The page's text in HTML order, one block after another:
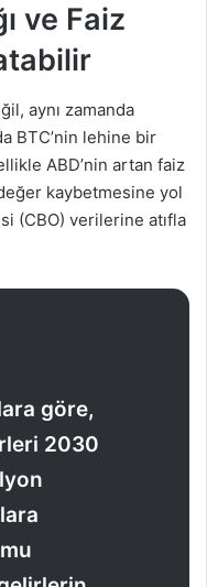
ve Faiz
aynı zamanda
BTC’nin lehine bir
ABD’nin artan faiz
kaybetmesine yol
(CBO) verilerine atıfla
göre,
2030